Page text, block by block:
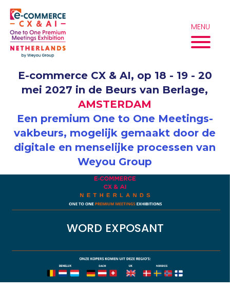
naar
inhoud
E-commerce CX & AI, op 18 - 19 - 20
mei 2027 in de Beurs van Berlage,
AMSTERDAM
Een premium One to One Meetings-
vakbeurs, mogelijk gemaakt door de
digitale en menselijke processen van
Weyou Group
MENU
WORD EXPOSANT